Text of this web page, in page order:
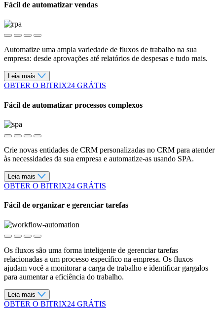
Fácil de automatizar vendas
Automatize uma ampla variedade de fluxos de trabalho na sua
empresa: desde aprovações até relatórios de despesas e tudo mais.
Leia mais
OBTER O BITRIX24 GRÁTIS
Fácil de automatizar processos complexos
Crie novas entidades de CRM personalizadas no CRM para atender
às necessidades da sua empresa e automatize-as usando SPA.
Leia mais
OBTER O BITRIX24 GRÁTIS
Fácil de organizar e gerenciar tarefas
Os fluxos são uma forma inteligente de gerenciar tarefas
relacionadas a um processo específico na empresa. Os fluxos
ajudam você a monitorar a carga de trabalho e identificar gargalos
para aumentar a eficiência do trabalho.
Leia mais
OBTER O BITRIX24 GRÁTIS